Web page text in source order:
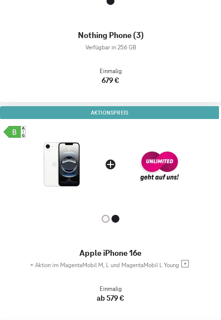
Nothing Phone (3)
Verfügbar in 256 GB
Einmalig
679 €
AKTIONSPREIS
Apple iPhone 16e
+ Aktion im MagentaMobil M, L und MagentaMobil L Young
Einmalig
ab 579 €